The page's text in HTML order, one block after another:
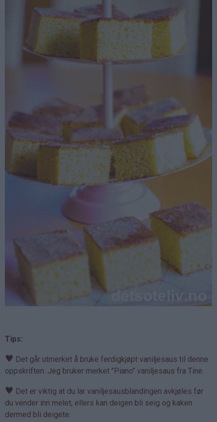
Tips:
♥ Det går utmerket å bruke ferdigkjøpt vaniljesaus til denne
oppskriften. Jeg bruker merket "Piano" vaniljesaus fra Tine.
♥ Det er viktig at du lar vaniljesausblandingen avkjøles før
du vender inn melet, ellers kan deigen bli seig og kaken
dermed bli deigete.